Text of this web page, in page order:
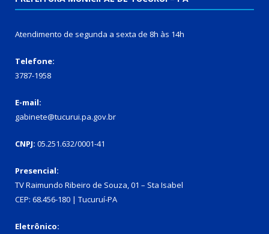
Atendimento de segunda a sexta de 8h às 14h
Telefone:
3787-1958
E-mail:
gabinete@tucurui.pa.gov.br
CNPJ: 05.251.632/0001-41
Presencial:
TV Raimundo Ribeiro de Souza, 01 – Sta Isabel
CEP: 68.456-180 | Tucuruí-PA
Eletrônico: